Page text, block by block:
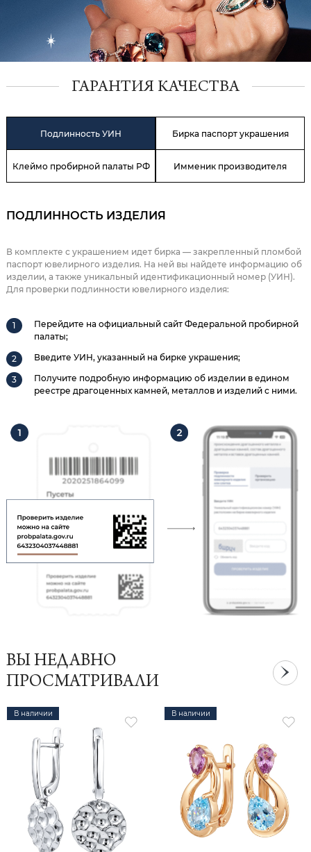
ГАРАНТИЯ КАЧЕСТВА
Подлинность УИН Бирка паспорт украшения
Клеймо пробирной палаты РФ Имменик производителя
ПОДЛИННОСТЬ ИЗДЕЛИЯ
В комплекте с украшением идет бирка — закрепленный пломбой
паспорт ювелирного изделия. На ней вы найдете информацию об
изделии, а также уникальный идентификационный номер (УИН).
Для проверки подлинности ювелирного изделия:
Перейдите на официальный сайт Федеральной пробирной
палаты;
Введите УИН, указанный на бирке украшения;
Получите подробную информацию об изделии в едином
реестре драгоценных камней, металлов и изделий с ними.
ВЫ НЕДАВНО
ПРОСМАТРИВАЛИ
В наличии В наличии